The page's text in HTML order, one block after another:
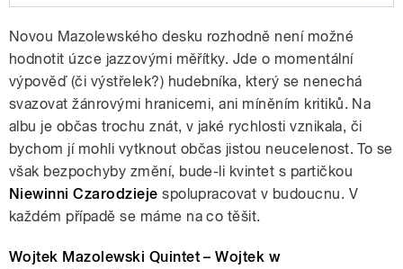
pause
pause
Novou Mazolewského desku rozhodně není možné
hodnotit úzce jazzovými měřítky. Jde o momentální
výpověď (či výstřelek?) hudebníka, který se nenechá
svazovat žánrovými hranicemi, ani míněním kritiků. Na
albu je občas trochu znát, v jaké rychlosti vznikala, či
bychom jí mohli vytknout občas jistou neucelenost. To se
však bezpochyby změní, bude-li kvintet s partičkou
Niewinni Czarodzieje spolupracovat v budoucnu. V
každém případě se máme na co těšit.
Wojtek Mazolewski Quintet – Wojtek w